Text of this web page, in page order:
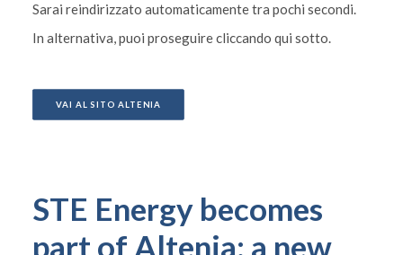
Sarai reindirizzato automaticamente tra pochi secondi.
In alternativa, puoi proseguire cliccando qui sotto.
VAI AL SITO ALTENIA
STE Energy becomes
part of Altenia: a new